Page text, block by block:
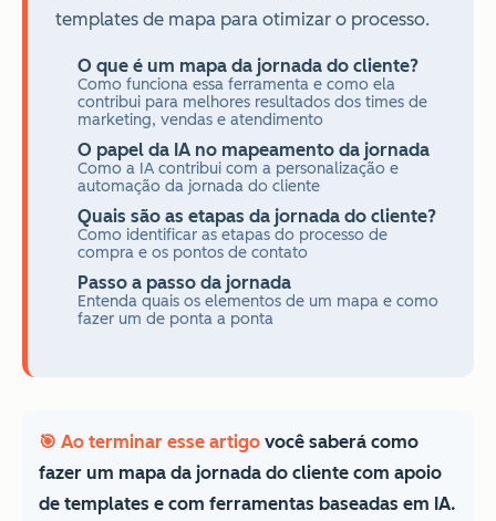
templates de mapa para otimizar o processo.
O que é um mapa da jornada do cliente?
Como funciona essa ferramenta e como ela
contribui para melhores resultados dos times de
marketing, vendas e atendimento
O papel da IA no mapeamento da jornada
Como a IA contribui com a personalização e
automação da jornada do cliente
Quais são as etapas da jornada do cliente?
Como identificar as etapas do processo de
compra e os pontos de contato
Passo a passo da jornada
Entenda quais os elementos de um mapa e como
fazer um de ponta a ponta
🎯 Ao terminar esse artigo você saberá como
fazer um mapa da jornada do cliente com apoio
de templates e com ferramentas baseadas em IA.